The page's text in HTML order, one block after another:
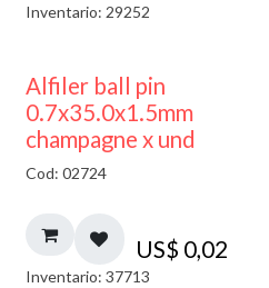
Inventario: 29252
Alfiler ball pin
0.7x35.0x1.5mm
champagne x und
Cod: 02724
US$ 0,02
Inventario: 37713